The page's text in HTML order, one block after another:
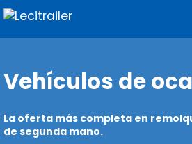
Vehículos de
La oferta más completa en
de segunda mano.